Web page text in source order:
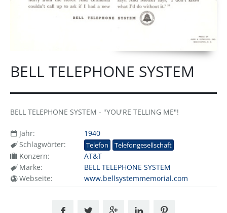
BELL TELEPHONE SYSTEM
BELL TELEPHONE SYSTEM - "YOU'RE TELLING ME"!
Jahr:
1940
Schlagwörter:
Telefon Telefongesellschaft
Konzern:
AT&T
Marke:
BELL TELEPHONE SYSTEM
Webseite:
www.bellsystemmemorial.com